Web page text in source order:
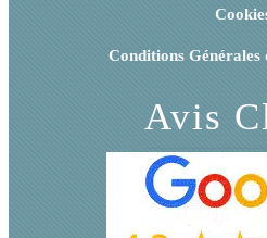
Conditions Générales
Avis